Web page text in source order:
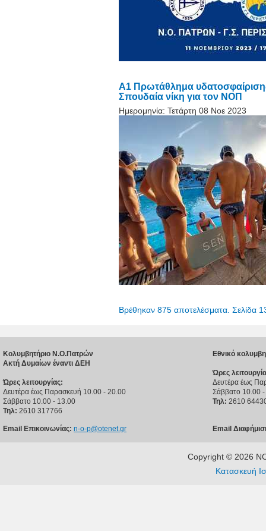
Α1 Πρωτάθλημα
Σπουδαία νίκη για τον ΝΟΠ
Ημερομηνία: Τετάρτη 08 Νοε 2023
Βρέθηκαν 875 αποτελέσματα. Σελίδα
Κολυμβητήριο Ν.Ο.Πατρών
Ακτή Δυμαίων έναντι ΔΕΗ
Ώρες λειτουργίας:
Δευτέρα έως Παρασκευή 10.00 - 20.00
Σάββατο 10.00 - 13.00
Τηλ: 2610 317766
Email Επικοινωνίας: n-o-p@otenet.gr
Εθνικό
Ώρες
Δευτέρα έως
Σάββατο 10.00
Τηλ: 2610
Email
Copyright © 2026
Κατασκευή